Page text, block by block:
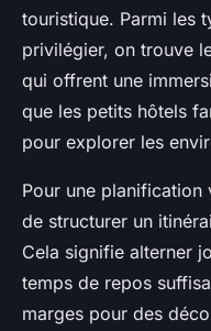
touristique. Parmi les
privilégier, on trouve
qui offrent une
que les petits hôtels
pour explorer les
Pour une planification
de structurer un
Cela signifie alterner
temps de repos
marges pour des